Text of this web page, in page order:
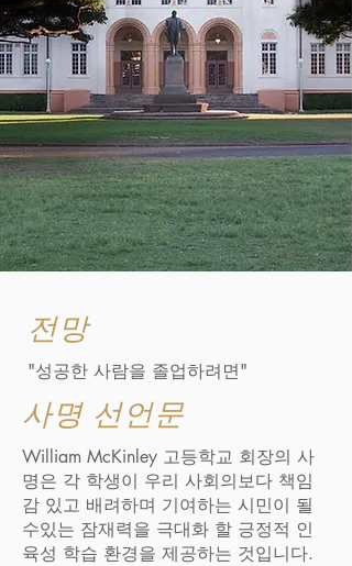
전망
"성공한 사람을 졸업하려면"
사명 선언문
William McKinley 고등학교 회장의 사
명은 각 학생이 우리 사회의보다 책임
감 있고 배려하며 기여하는 시민이 될
수있는 잠재력을 극대화 할 긍정적 인
육성 학습 환경을 제공하는 것입니다.